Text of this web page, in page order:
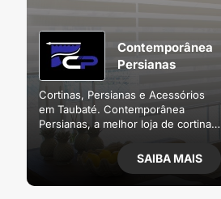
Contemporânea
Persianas
Cortinas, Persianas e Acessórios
em Taubaté. Contemporânea
Persianas, a melhor loja de cortinas
e persianas, voltada para execução
de design de interiores em Taubaté,
com atendimento a todo Vale do
SAIBA MAIS